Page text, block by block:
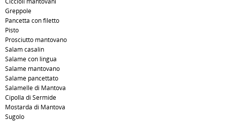
Greppole
Pancetta con filetto
Pisto
Prosciutto mantovano
Salam casalin
Salame con lingua
Salame mantovano
Salame pancettato
Salamelle di Mantova
Cipolla di Sermide
Mostarda di Mantova
Sugolo